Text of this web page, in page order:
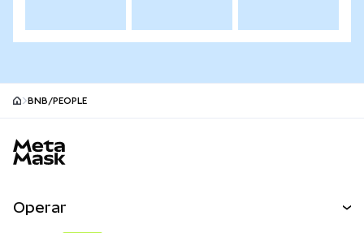
BNB/PEOPLE
Operar